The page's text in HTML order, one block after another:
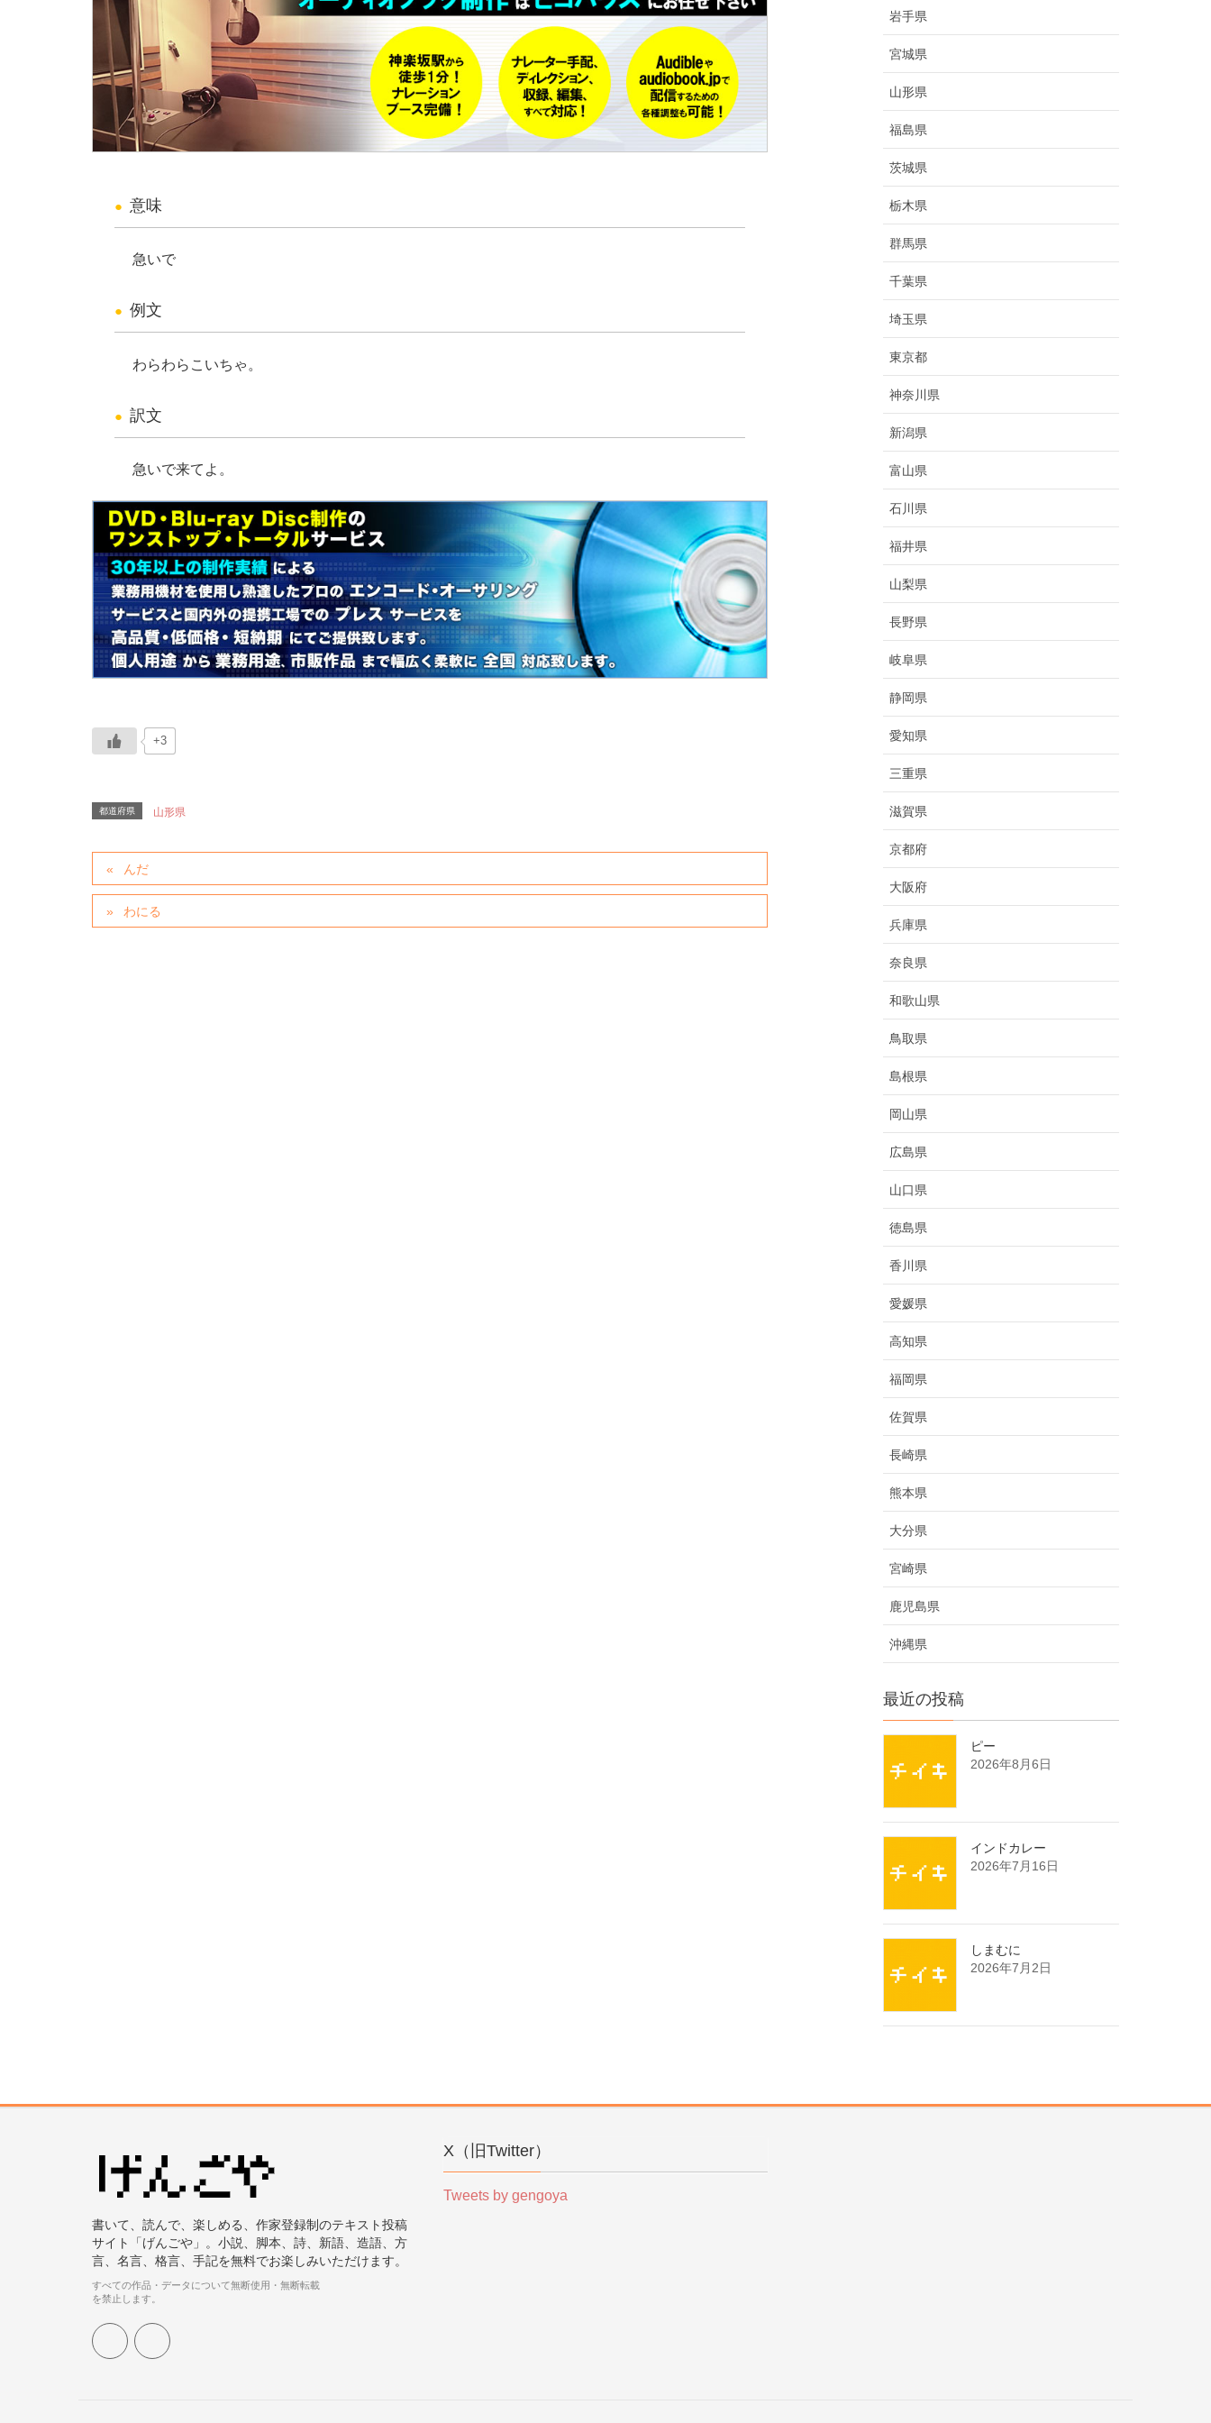
意味
急いで
例文
わらわらこいちゃ。
訳文
急いで来てよ。
+3
都道府県 山形県
んだ
わにる
岩手県
宮城県
山形県
福島県
茨城県
栃木県
群馬県
千葉県
埼玉県
東京都
神奈川県
新潟県
富山県
石川県
福井県
山梨県
長野県
岐阜県
静岡県
愛知県
三重県
滋賀県
京都府
大阪府
兵庫県
奈良県
和歌山県
鳥取県
島根県
岡山県
広島県
山口県
徳島県
香川県
愛媛県
高知県
福岡県
佐賀県
長崎県
熊本県
大分県
宮崎県
鹿児島県
沖縄県
最近の投稿
ピー
2026年8月6日
インドカレー
2026年7月16日
しまむに
2026年7月2日
書いて、読んで、楽しめる、作家登録制のテキスト投稿
サイト「げんごや」。小説、脚本、詩、新語、造語、方
言、名言、格言、手記を無料でお楽しみいただけます。
すべての作品・データについて無断使用・無断転載
を禁止します。
X（旧Twitter）
Tweets by gengoya